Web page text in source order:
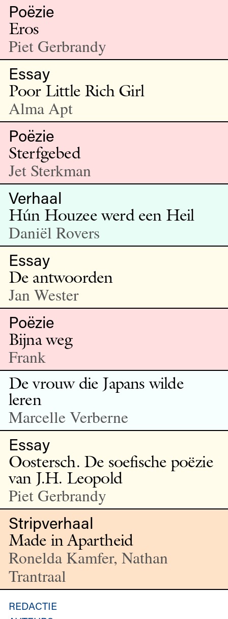
Poëzie
Eros
Piet Gerbrandy
Essay
Poor Little Rich Girl
Alma Apt
Poëzie
Sterfgebed
Jet Sterkman
Verhaal
Hún Houzee werd een Heil
Daniël Rovers
Essay
De antwoorden
Jan Wester
Poëzie
Bijna weg
Frank
De vrouw die Japans wilde
leren
Marcelle Verberne
Essay
Oostersch. De soefische poëzie
van J.H. Leopold
Piet Gerbrandy
Stripverhaal
Made in Apartheid
Ronelda Kamfer, Nathan
Trantraal
REDACTIE